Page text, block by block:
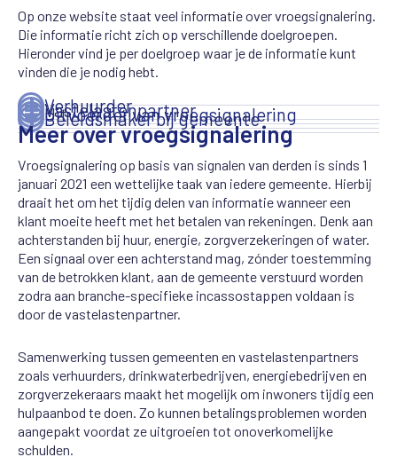
Op onze website staat veel informatie over vroegsignalering.
Die informatie richt zich op verschillende doelgroepen.
Hieronder vind je per doelgroep waar je de informatie kunt
vinden die je nodig hebt.
Beleidsmaker bij gemeente
Uitvoerder van vroegsignalering
Vastelastenpartner
Verhuurder
Meer over vroegsignalering
Vroegsignalering op basis van signalen van derden is sinds 1
januari 2021 een wettelijke taak van iedere gemeente. Hierbij
draait het om het tijdig delen van informatie wanneer een
klant moeite heeft met het betalen van rekeningen. Denk aan
achterstanden bij huur, energie, zorgverzekeringen of water.
Een signaal over een achterstand mag, zónder toestemming
van de betrokken klant, aan de gemeente verstuurd worden
zodra aan branche-specifieke incassostappen voldaan is
door de vastelastenpartner.
Samenwerking tussen gemeenten en vastelastenpartners
zoals verhuurders, drinkwaterbedrijven, energiebedrijven en
zorgverzekeraars maakt het mogelijk om inwoners tijdig een
hulpaanbod te doen. Zo kunnen betalingsproblemen worden
aangepakt voordat ze uitgroeien tot onoverkomelijke
schulden.